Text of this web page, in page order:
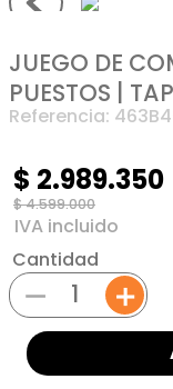
JUEGO DE
PUESTOS |
Referencia:
$4.599.000
$ 2.989.350
Cantidad
＋
－